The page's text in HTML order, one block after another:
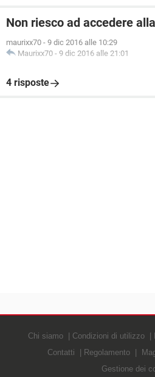
Non riesco ad accedere
maurixx70 - 9 dic 2016 alle 10:29
Maurixx70 - 9 dic 2016 alle 21:01
4 risposte
Chi siamo Condizioni di utilizzo
Contatti
Regolamento
Gestione dei